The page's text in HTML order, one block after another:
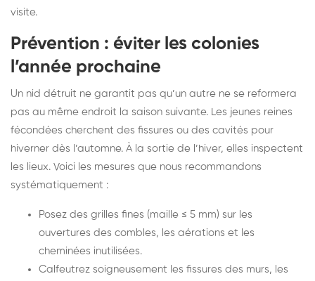
visite.
Prévention : éviter les colonies
l’année prochaine
Un nid détruit ne garantit pas qu’un autre ne se reformera
pas au même endroit la saison suivante. Les jeunes reines
fécondées cherchent des fissures ou des cavités pour
hiverner dès l’automne. À la sortie de l’hiver, elles inspectent
les lieux. Voici les mesures que nous recommandons
systématiquement :
Posez des grilles fines (maille ≤ 5 mm) sur les
ouvertures des combles, les aérations et les
cheminées inutilisées.
Calfeutrez soigneusement les fissures des murs, les